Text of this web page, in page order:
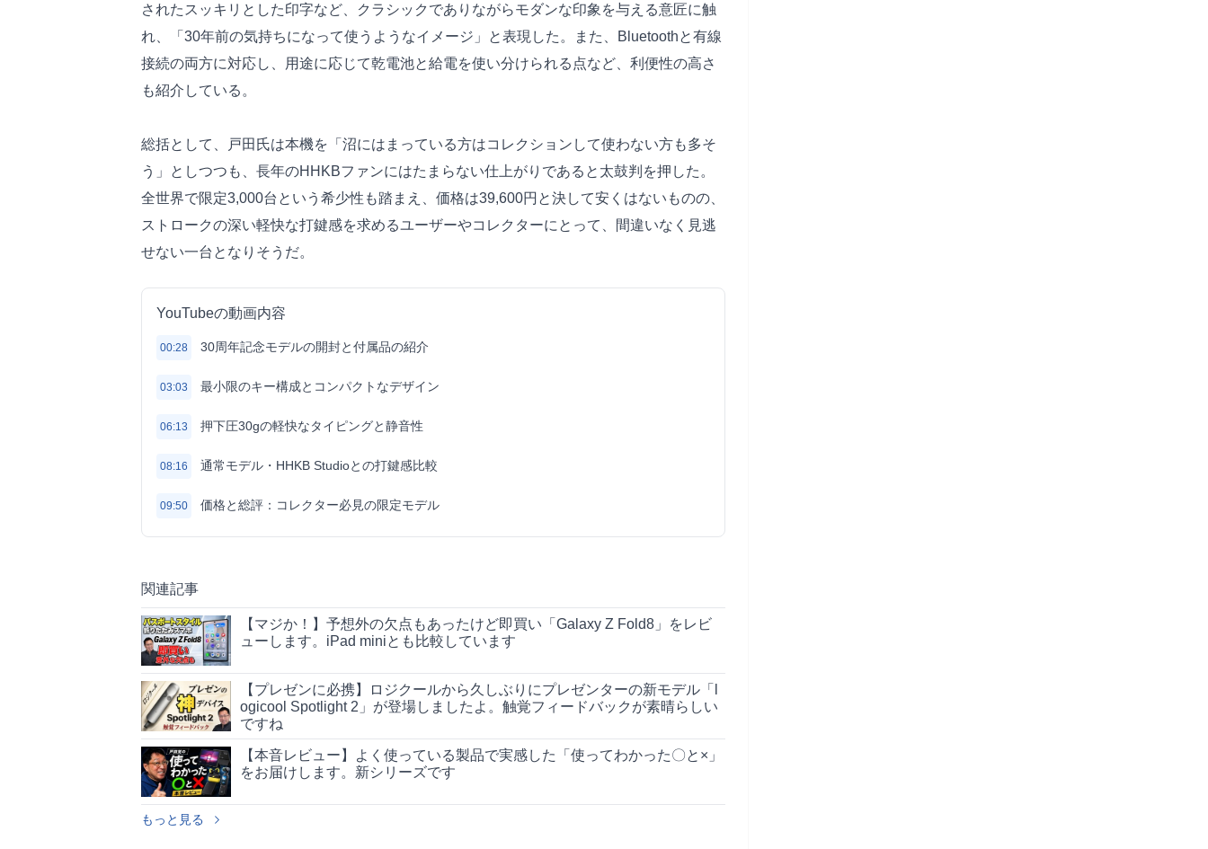
されたスッキリとした印字など、クラシックでありながらモダンな印象を与える意匠に触
れ、「30年前の気持ちになって使うようなイメージ」と表現した。また、Bluetoothと有線
接続の両方に対応し、用途に応じて乾電池と給電を使い分けられる点など、利便性の高さ
も紹介している。
総括として、戸田氏は本機を「沼にはまっている方はコレクションして使わない方も多そ
う」としつつも、長年のHHKBファンにはたまらない仕上がりであると太鼓判を押した。
全世界で限定3,000台という希少性も踏まえ、価格は39,600円と決して安くはないものの、
ストロークの深い軽快な打鍵感を求めるユーザーやコレクターにとって、間違いなく見逃
せない一台となりそうだ。
YouTubeの動画内容
00:28 30周年記念モデルの開封と付属品の紹介
03:03 最小限のキー構成とコンパクトなデザイン
06:13 押下圧30gの軽快なタイピングと静音性
08:16 通常モデル・HHKB Studioとの打鍵感比較
09:50 価格と総評：コレクター必見の限定モデル
関連記事
【マジか！】予想外の欠点もあったけど即買い「Galaxy Z Fold8」をレビ
ューします。iPad miniとも比較しています
【プレゼンに必携】ロジクールから久しぶりにプレゼンターの新モデル「l
ogicool Spotlight 2」が登場しましたよ。触覚フィードバックが素晴らしい
ですね
【本音レビュー】よく使っている製品で実感した「使ってわかった〇と×」
をお届けします。新シリーズです
もっと見る